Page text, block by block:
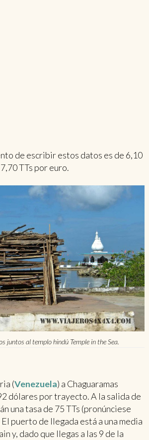
de escribir estos datos es de 6,10
TTs por euro.
juntos al templo hindú Temple in the Sea.
(Venezuela) a Chaguaramas
dólares por trayecto. A la salida de
una tasa de 75 TTs (pronúnciese
puerto de llegada está a una media
y, dado que llegas a las 9 de la